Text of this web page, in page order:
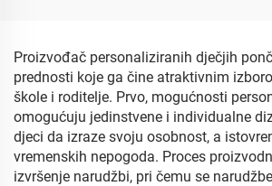
Proizvođač personaliziranih dječjih
prednosti koje ga čine atraktivnim
škole i roditelje. Prvo, mogućnosti
omogućuju jedinstvene i individualne
djeci da izraze svoju osobnost, a
vremenskih nepogoda. Proces
izvršenje narudžbi, pri čemu se